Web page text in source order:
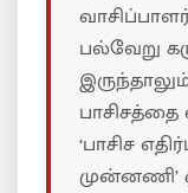
பல்வேறு
பாசிசத்தை
‘பாசிச
முன்னணி’